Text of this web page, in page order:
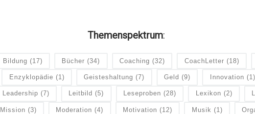
Themenspektrum:
Bildung (17) Bücher (34) Coaching (32) CoachLetter (18)
Enzyklopädie (1) Geisteshaltung (7) Geld (9) Innovation (1)
Leadership (7) Leitbild (5) Leseproben (28) Lexikon (2)
Mission (3) Moderation (4) Motivation (12) Musik (1)